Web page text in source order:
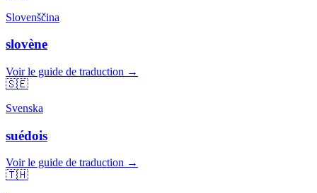
Slovenščina
slovène
Voir le guide de traduction →
🇸🇪
Svenska
suédois
Voir le guide de traduction →
🇹🇭